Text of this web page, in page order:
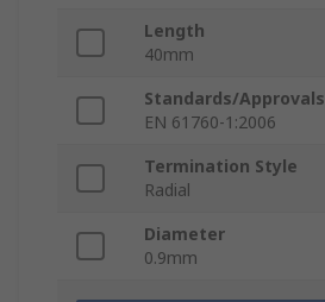
Length
40mm
Standards/Approvals
EN 61760-1:2006
Termination Style
Radial
Diameter
0.9mm